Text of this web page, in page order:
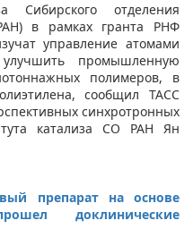
Сибирского отделения
в рамках гранта РНФ
управление атомами
промышленную
полимеров, в
сообщил ТАСС
синхротронных
катализа СО РАН Ян
препарат на основе
доклинические